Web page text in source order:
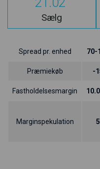
Sælg
Spread pr. enhed 70-
Præmiekøb -
Fastholdelsesmargin
Marginspekulation 5